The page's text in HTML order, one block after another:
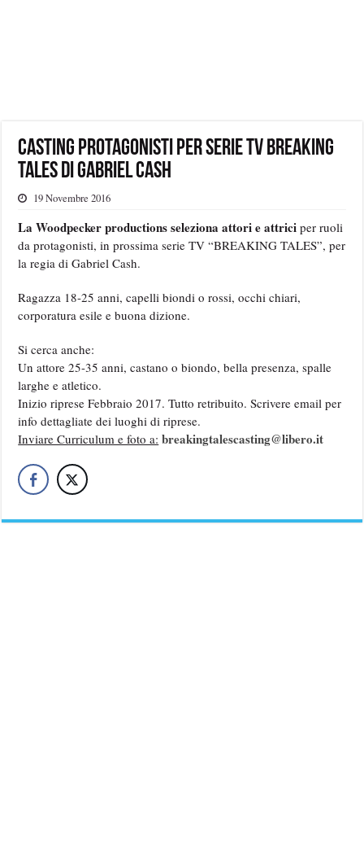
Casting protagonisti per serie tv BREAKING
TALES di Gabriel Cash
19 Novembre 2016
La Woodpecker productions seleziona attori e attrici per ruoli
da protagonisti, in prossima serie TV “BREAKING TALES”, per
la regia di Gabriel Cash.
Ragazza 18-25 anni, capelli biondi o rossi, occhi chiari,
corporatura esile e buona dizione.
Si cerca anche:
Un attore 25-35 anni, castano o biondo, bella presenza, spalle
larghe e atletico.
Inizio riprese Febbraio 2017. Tutto retribuito. Scrivere email per
info dettagliate dei luoghi di riprese.
Inviare Curriculum e foto a: breakingtalescasting@libero.it